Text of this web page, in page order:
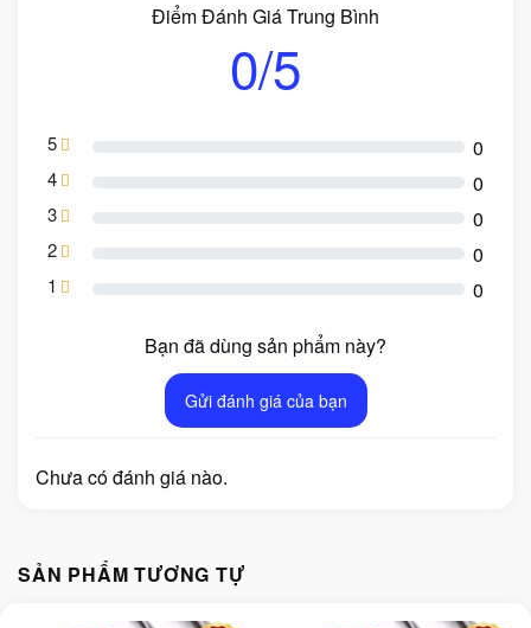
Điểm Đánh Giá Trung Bình
0/5
5 0
4 0
3 0
2 0
1 0
Bạn đã dùng sản phẩm này?
Gửi đánh giá của bạn
Chưa có đánh giá nào.
SẢN PHẨM TƯƠNG TỰ